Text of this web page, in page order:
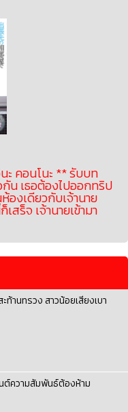
ะ คอนโนะ ** รับบท
น เธอต้องไปออกทริป
องเดียวกับเจ้านาย
สร็จ เจ้านายเข้ามา
ท้านทรวง สาวน้อยเสียงเบา
ต์ความสัมพันธ์ต้องห้าม